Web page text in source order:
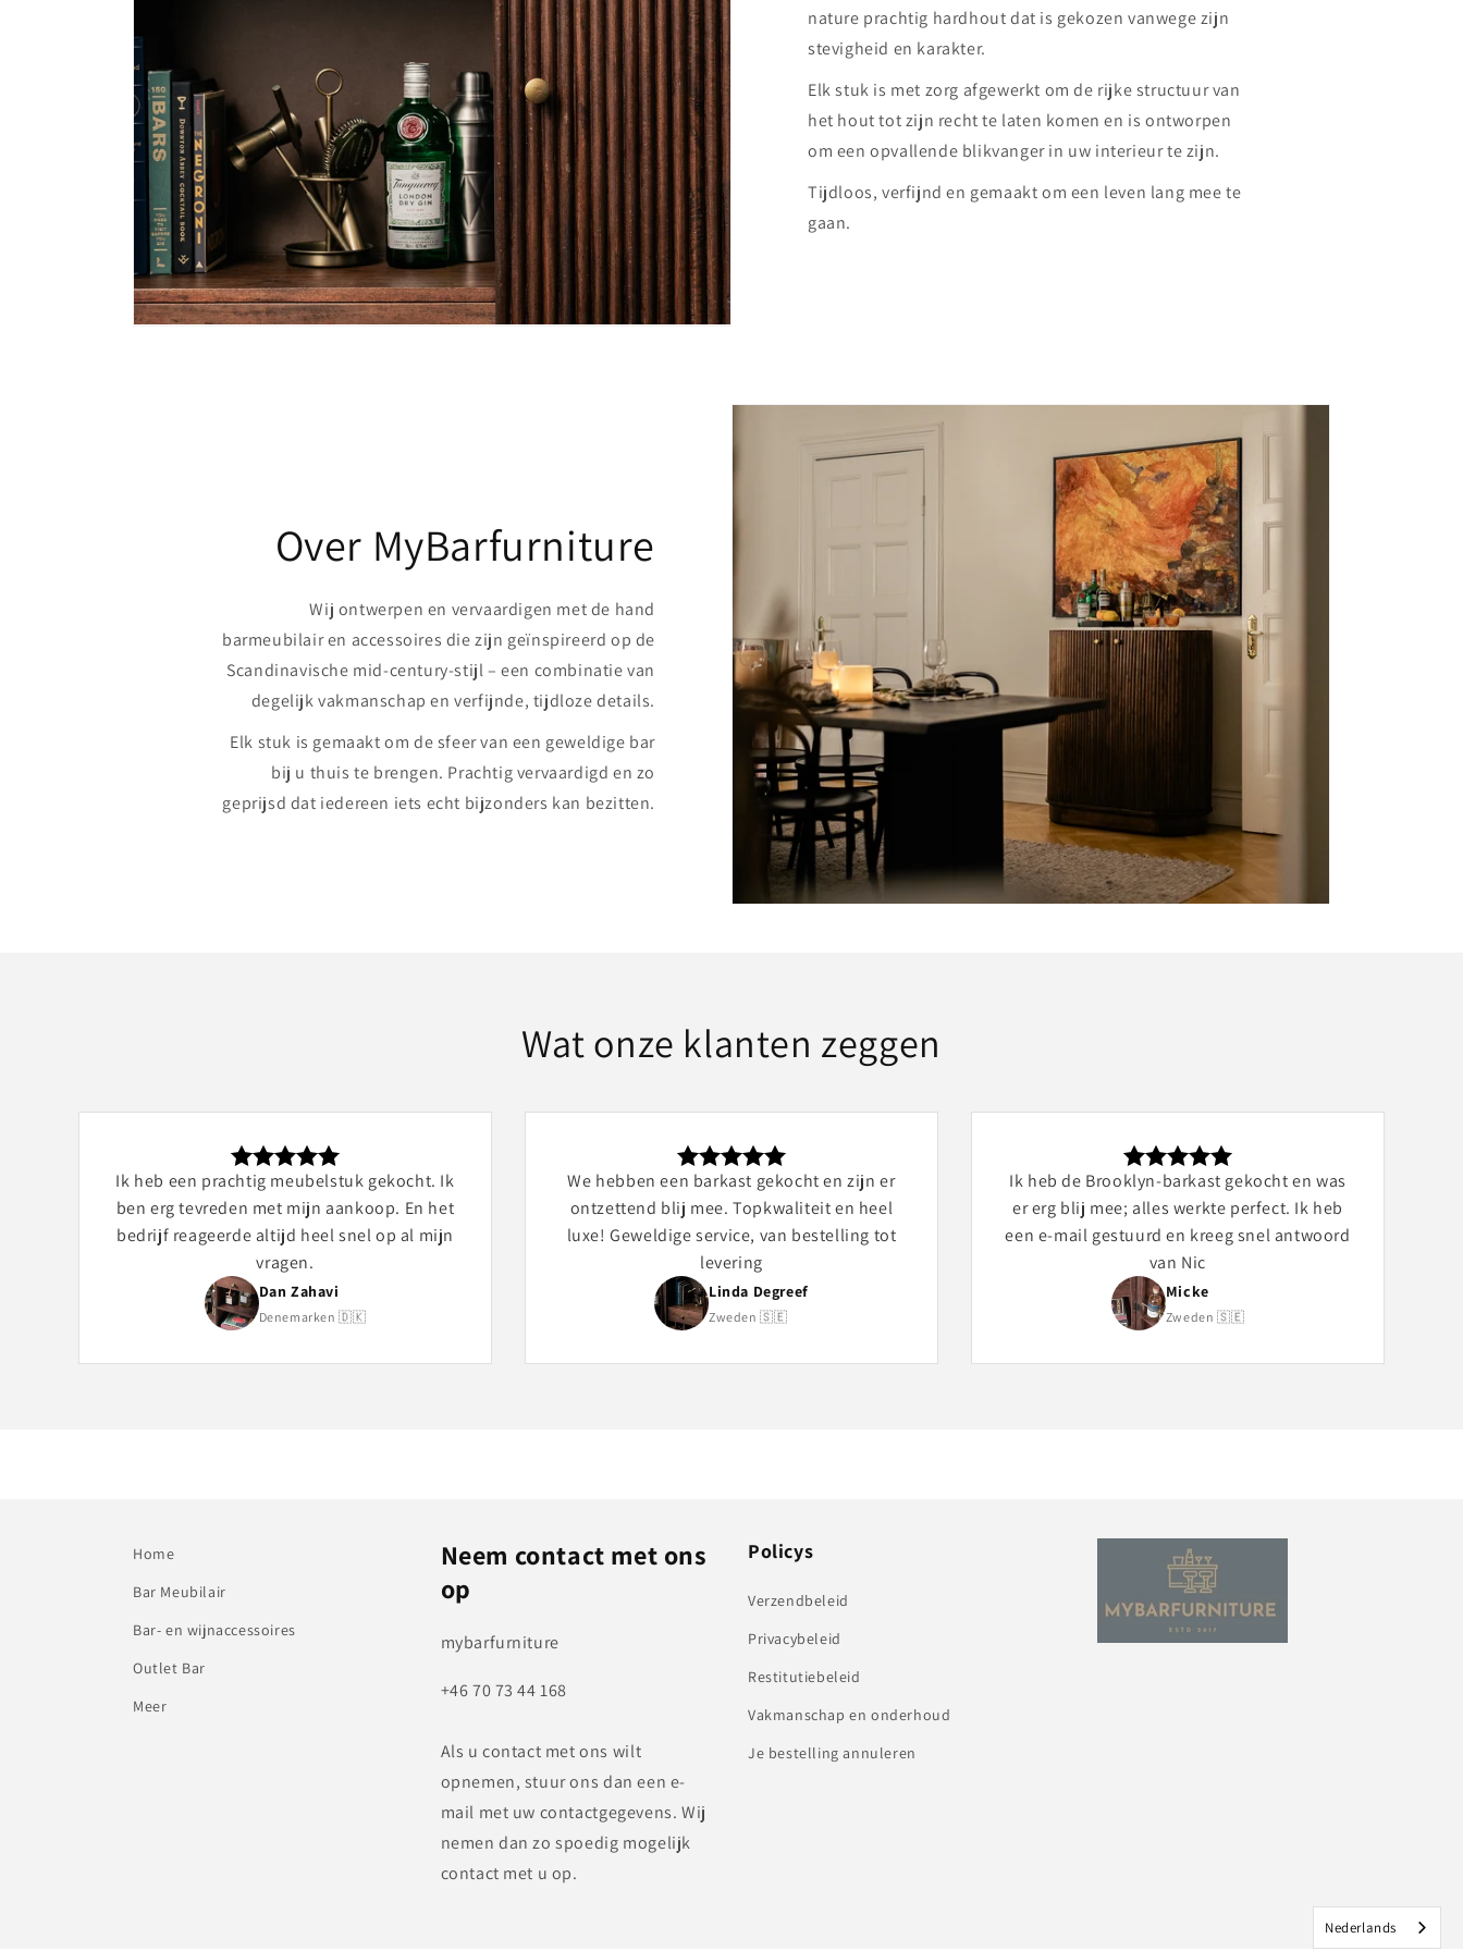
nature prachtig hardhout dat is gekozen vanwege zijn
stevigheid en karakter.
Elk stuk is met zorg afgewerkt om de rijke structuur van
het hout tot zijn recht te laten komen en is ontworpen
om een opvallende blikvanger in uw interieur te zijn.
Tijdloos, verfijnd en gemaakt om een leven lang mee te
gaan.
Over MyBarfurniture
Wij ontwerpen en vervaardigen met de hand
barmeubilair en accessoires die zijn geïnspireerd op de
Scandinavische mid-century-stijl – een combinatie van
degelijk vakmanschap en verfijnde, tijdloze details.
Elk stuk is gemaakt om de sfeer van een geweldige bar
bij u thuis te brengen. Prachtig vervaardigd en zo
geprijsd dat iedereen iets echt bijzonders kan bezitten.
Wat onze klanten zeggen
Ik heb een prachtig meubelstuk gekocht. Ik
ben erg tevreden met mijn aankoop. En het
bedrijf reageerde altijd heel snel op al mijn
vragen.
Dan Zahavi
Denemarken 🇩🇰
We hebben een barkast gekocht en zijn er
ontzettend blij mee. Topkwaliteit en heel
luxe! Geweldige service, van bestelling tot
levering
Linda Degreef
Zweden 🇸🇪
Ik heb de Brooklyn-barkast gekocht en was
er erg blij mee; alles werkte perfect. Ik heb
een e-mail gestuurd en kreeg snel antwoord
van Nic
Micke
Zweden 🇸🇪
Home
Bar Meubilair
Bar- en wijnaccessoires
Outlet Bar
Meer
Neem contact met ons
op
mybarfurniture
+46 70 73 44 168
Als u contact met ons wilt
opnemen, stuur ons dan een e-
mail met uw contactgegevens. Wij
nemen dan zo spoedig mogelijk
contact met u op.
Policys
Verzendbeleid
Privacybeleid
Restitutiebeleid
Vakmanschap en onderhoud
Je bestelling annuleren
Nederlands